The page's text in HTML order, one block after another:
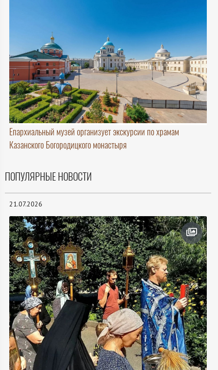
Епархиальный музей организует экскурсии по храмам
Казанского Богородицкого монастыря
ПОПУЛЯРНЫЕ НОВОСТИ
21.07.2026